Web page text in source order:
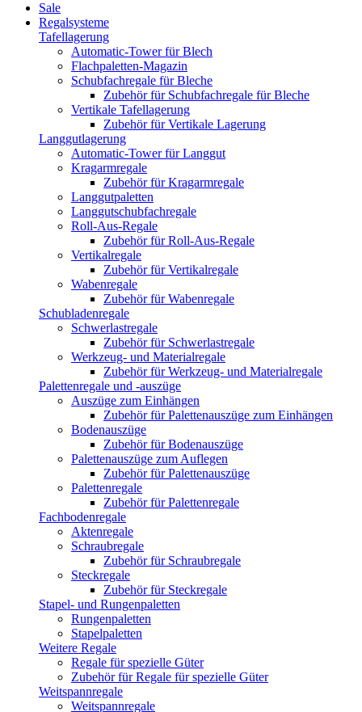
Sale
Regalsysteme
Tafellagerung
Automatic-Tower für Blech
Flachpaletten-Magazin
Schubfachregale für Bleche
Zubehör für Schubfachregale für Bleche
Vertikale Tafellagerung
Zubehör für Vertikale Lagerung
Langgutlagerung
Automatic-Tower für Langgut
Kragarmregale
Zubehör für Kragarmregale
Langgutpaletten
Langgutschubfachregale
Roll-Aus-Regale
Zubehör für Roll-Aus-Regale
Vertikalregale
Zubehör für Vertikalregale
Wabenregale
Zubehör für Wabenregale
Schubladenregale
Schwerlastregale
Zubehör für Schwerlastregale
Werkzeug- und Materialregale
Zubehör für Werkzeug- und Materialregale
Palettenregale und -auszüge
Auszüge zum Einhängen
Zubehör für Palettenauszüge zum Einhängen
Bodenauszüge
Zubehör für Bodenauszüge
Palettenauszüge zum Auflegen
Zubehör für Palettenauszüge
Palettenregale
Zubehör für Palettenregale
Fachbodenregale
Aktenregale
Schraubregale
Zubehör für Schraubregale
Steckregale
Zubehör für Steckregale
Stapel- und Rungenpaletten
Rungenpaletten
Stapelpaletten
Weitere Regale
Regale für spezielle Güter
Zubehör für Regale für spezielle Güter
Weitspannregale
Weitspannregale